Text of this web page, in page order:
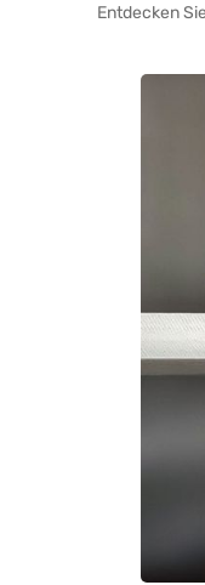
Entdecken